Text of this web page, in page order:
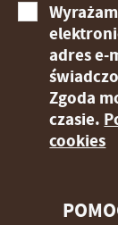
adres e-
Zgoda
czasie.
cookies